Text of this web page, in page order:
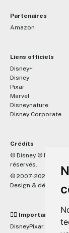
Partenaires
Amazon
Liens officiels
Disney+
Disney
Pixar
Marvel
Disneynature
Disney Corporate
Crédits
© Disney © Disney/
réservés.
© 2007-2026
Design &
☝🏼 Important
DisneyPixar.fr est